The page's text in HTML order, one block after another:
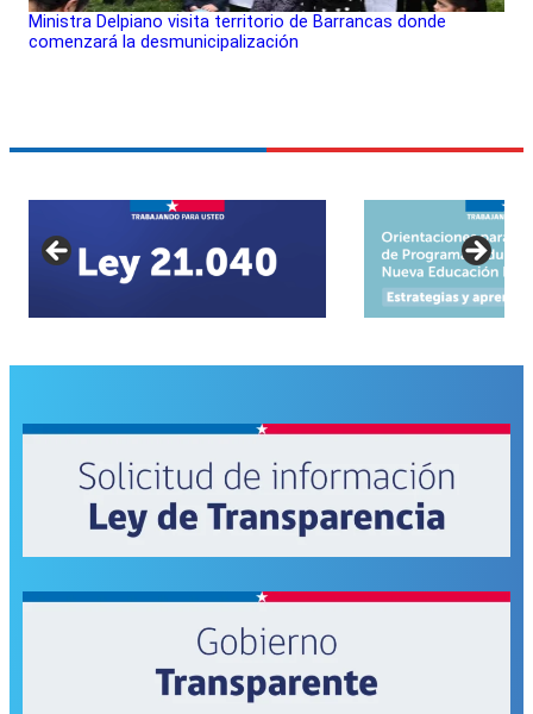
Ministra Delpiano visita territorio de Barrancas donde
comenzará la desmunicipalización